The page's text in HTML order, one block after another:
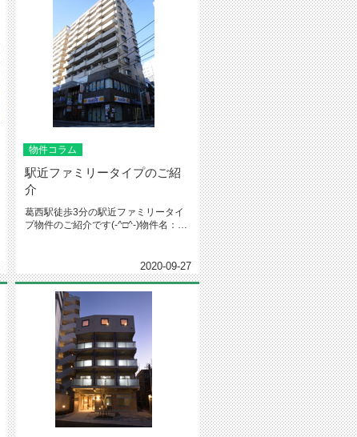
物件コラム
駅近ファミリータイプのご紹
介
葛西駅徒歩3分の駅近ファミリータイ
プ物件のご紹介です(-^□^-)物件名：フ
2020-09-27